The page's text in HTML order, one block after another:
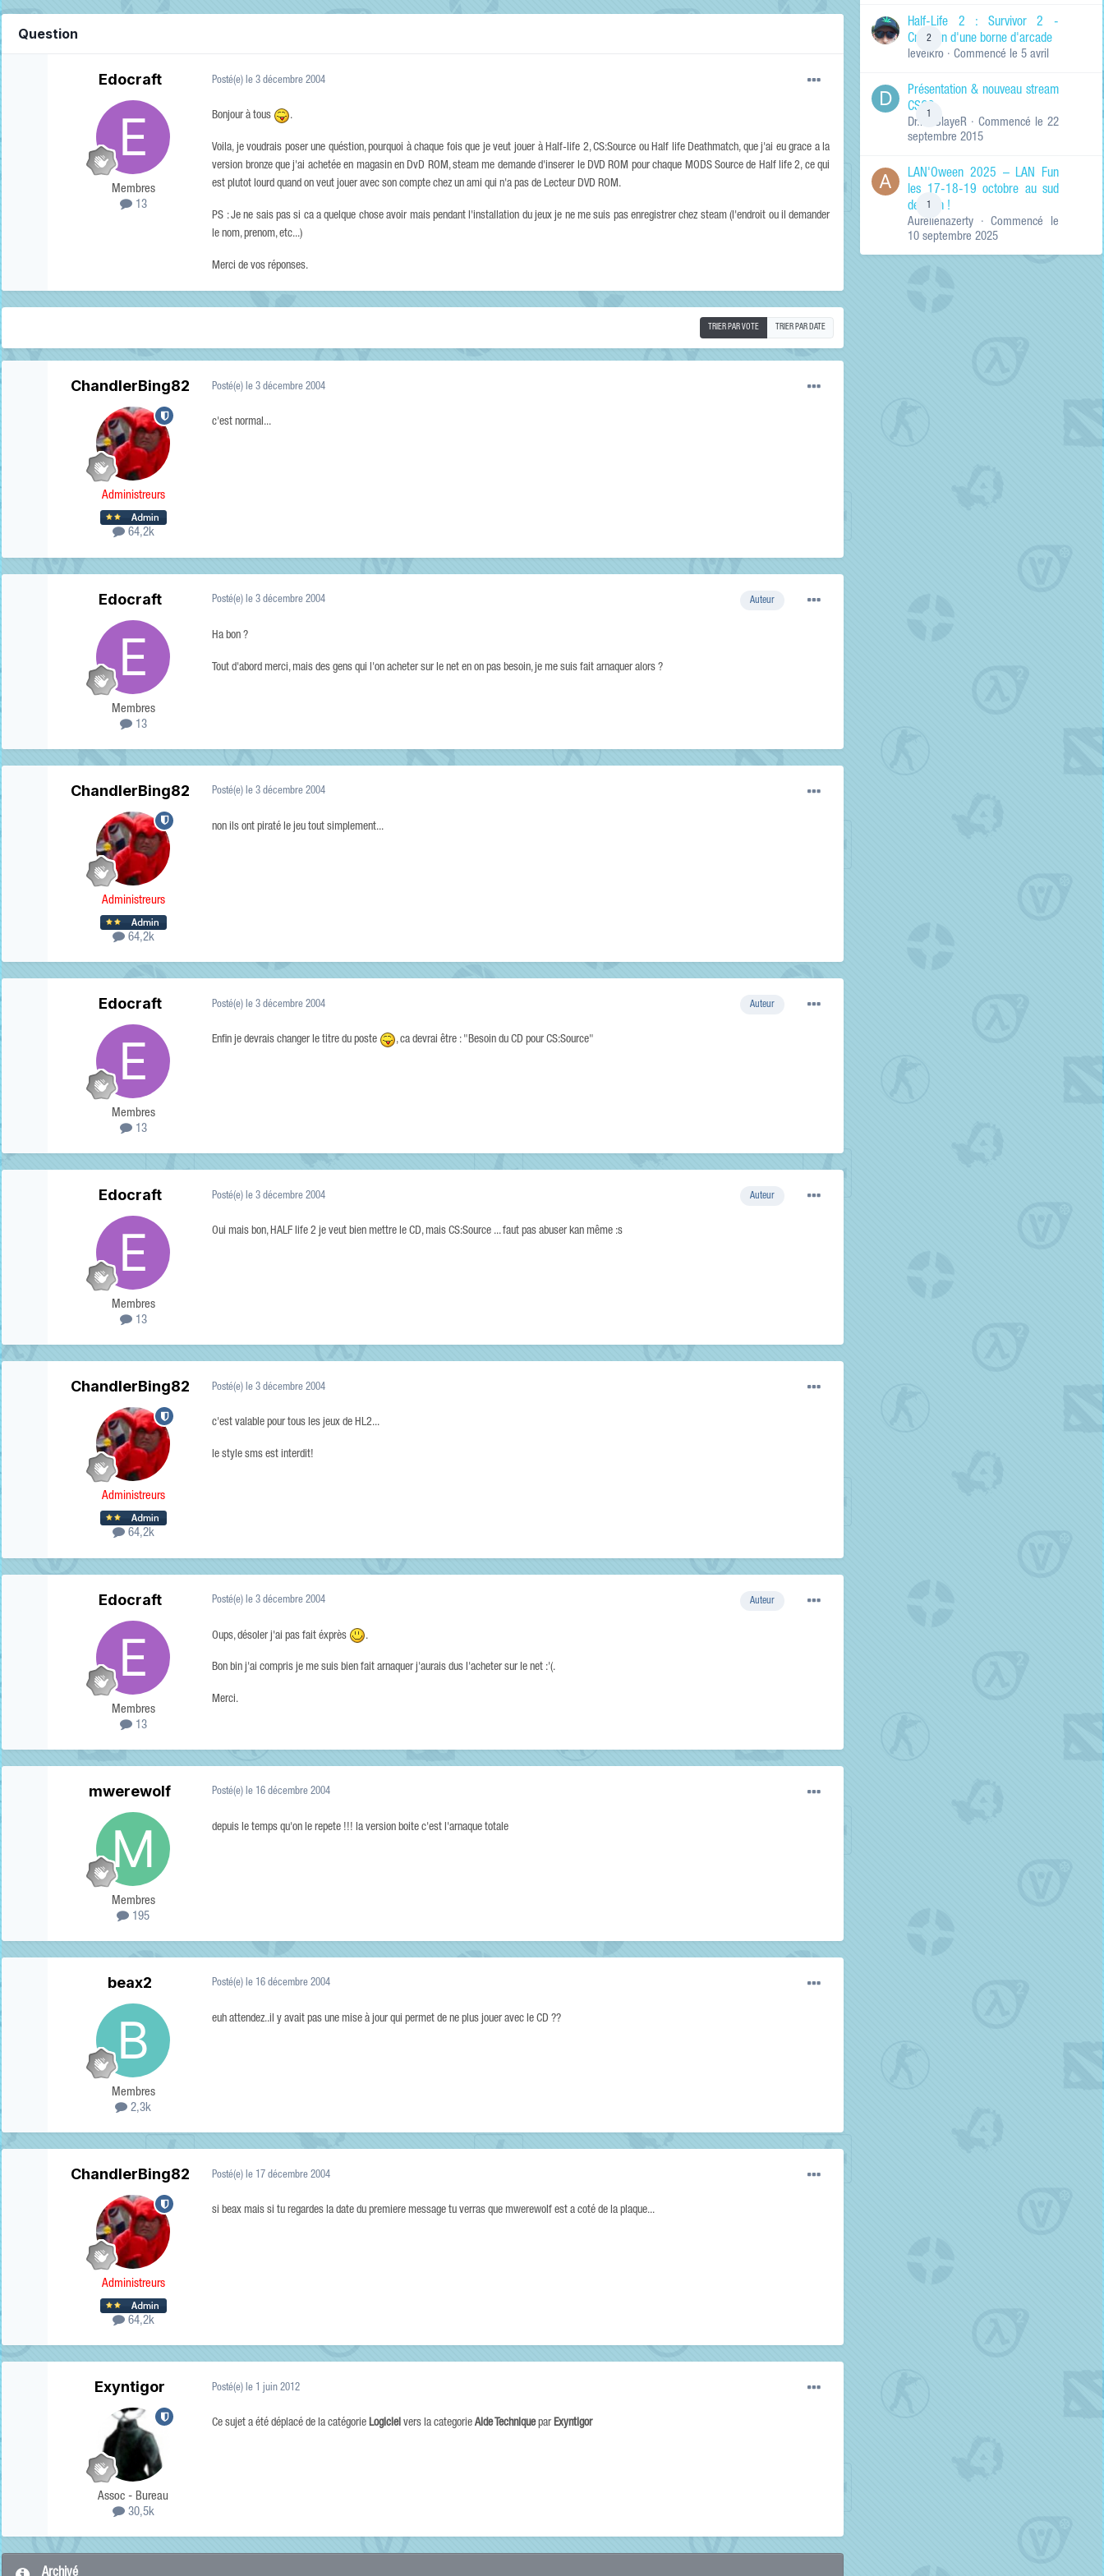
RECHERCHER LES
Titres et corps
Titres des
uniquement
Question
Edocraft
Membres
13
Posté(e)le 3 décembre 2004
Bonjour à tous .
Voila, je voudrais poser une quéstion, pourquoi à chaque fois que je veut jouer à Half-life 2, CS:Source ou Half life Deathmatch, que j'ai eu grace a la
version bronze que j'ai achetée en magasin en DvD ROM, steam me demande d'inserer le DVD ROM pour chaque MODS Source de Half life 2, ce qui
est plutot lourd quand on veut jouer avec son compte chez un ami qui n'a pas de Lecteur DVD ROM.
PS : Je ne sais pas si ca a quelque chose avoir mais pendant l'installation du jeux je ne me suis pas enregistrer chez steam (l'endroit ou il demander
le nom, prenom, etc...)
Merci de vos réponses.
TRIER PAR VOTE TRIER PAR DATE
ChandlerBing82
Administreurs
64,2k
Posté(e)le 3 décembre 2004
c'est normal...
Edocraft
Membres
13
Auteur
Posté(e)le 3 décembre 2004
Ha bon ?
Tout d'abord merci, mais des gens qui l'on acheter sur le net en on pas besoin, je me suis fait arnaquer alors ?
ChandlerBing82
Administreurs
64,2k
Posté(e)le 3 décembre 2004
non ils ont piraté le jeu tout simplement...
Edocraft
Membres
13
Auteur
Posté(e) le 3 décembre 2004
Enfin je devrais changer le titre du poste , ca devrai être : "Besoin du CD pour CS:Source"
Edocraft
Membres
13
Auteur
Posté(e)le 3 décembre 2004
Oui mais bon, HALF life 2 je veut bien mettre le CD, mais CS:Source ... faut pas abuser kan même :s
ChandlerBing82
Administreurs
64,2k
Posté(e)le 3 décembre 2004
c'est valable pour tous les jeux de HL2...
le style sms est interdit!
Edocraft
Membres
13
Auteur
Posté(e)le 3 décembre 2004
Oups, désoler j'ai pas fait éxprès .
Bon bin j'ai compris je me suis bien fait arnaquer j'aurais dus l'acheter sur le net :'(.
Merci.
mwerewolf
Membres
195
Posté(e)le 16 décembre 2004
depuis le temps qu'on le repete !!! la version boite c'est l'arnaque totale
beax2
Membres
2,3k
Posté(e)le 16 décembre 2004
euh attendez..il y avait pas une mise à jour qui permet de ne plus jouer avec le CD ??
ChandlerBing82
Administreurs
64,2k
Posté(e) le 17 décembre 2004
si beax mais si tu regardes la date du premiere message tu verras que mwerewolf est a coté de la plaque...
Exyntigor
Assoc - Bureau
30,5k
Posté(e)le 1 juin 2012
Ce sujet a été déplacé de la catégorieLogiciel vers la categorieAide TechniqueparExyntigor
2
Half-Life 2 : Survivor 2 -
Création d'une borne d'arcade
levelkro · Commencé le 5 avril
1
Présentation & nouveau stream
CSGO
Dr.KinSlayeR · Commencé le 22
septembre 2015
1
LAN'Oween 2025 – LAN Fun
les 17-18-19 octobre au sud
de Lyon !
Aurelienazerty · Commencé le
10 septembre 2025